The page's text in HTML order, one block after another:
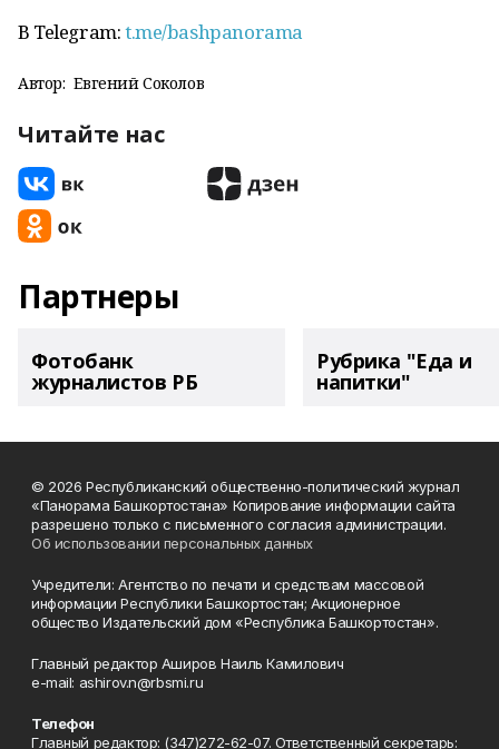
В Telegram:t.me/bashpanorama
Автор: Евгений Соколов
Читайте нас
Партнеры
Фотобанк
журналистов РБ
Рубрика "Еда и
напитки"
© 2026 Республиканский общественно-политический журнал
«Панорама Башкортостана» Копирование информации сайта
разрешено только с письменного согласия администрации.
Об использовании персональных данных
Учредители: Агентство по печати и средствам массовой
информации Республики Башкортостан; Акционерное
общество Издательский дом «Республика Башкортостан».
Главный редактор Аширов Наиль Камилович
e-mail: ashirov.n@rbsmi.ru
Телефон
Главный редактор: (347)272-62-07. Ответственный секретарь: